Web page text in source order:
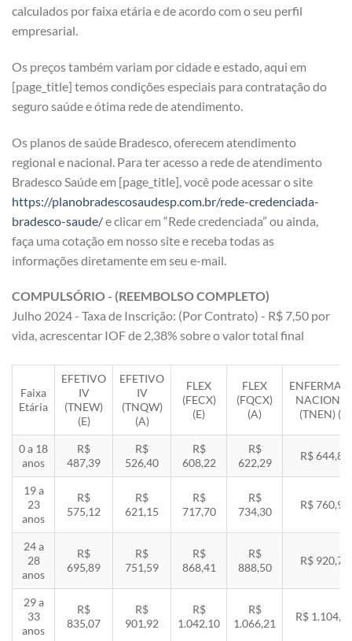
calculados por faixa etária e de acordo com o seu perfil
empresarial.
Os preços também variam por cidade e estado, aqui em
[page_title] temos condições especiais para contratação do
seguro saúde e ótima rede de atendimento.
Os planos de saúde Bradesco, oferecem atendimento
regional e nacional. Para ter acesso a rede de atendimento
Bradesco Saúde em [page_title], você pode acessar o site
https://planobradescosaudesp.com.br/rede-credenciada-
bradesco-saude/e clicar em “Rede credenciada” ou ainda,
faça uma cotação em nosso site e receba todas as
informações diretamente em seu e-mail.
COMPULSÓRIO - (REEMBOLSO COMPLETO)
Julho 2024 - Taxa de Inscrição: (Por Contrato) - R$ 7,50 por
vida, acrescentar IOF de 2,38% sobre o valor total final
Faixa
Etária
EFETIVO
IV
(TNEW)
(E)
EFETIVO
IV
(TNQW)
(A)
FLEX
(FECX)
(E)
FLEX
(FQCX)
(A)
(TNEN) (E)
0 a 18
anos
R$
487,39
R$
526,40
R$
608,22
R$
622,29
R$ 644,85
19 a
23
anos
R$
575,12
R$
621,15
R$
717,70
R$
734,30
R$ 760,92
24 a
28
anos
R$
695,89
R$
751,59
R$
868,41
R$
888,50
R$ 920,71
29 a
33
anos
R$
835,07
R$
901,92
R$
1.042,10
R$
1.066,21
R$